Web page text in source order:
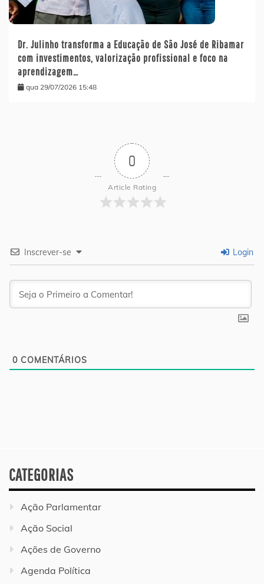
Dr. Julinho transforma a Educação de São José de Ribamar
com investimentos, valorização profissional e foco na
aprendizagem…
qua 29/07/2026 15:48
0
Article Rating
Inscrever-se Login
0 COMENTÁRIOS
CATEGORIAS
Ação Parlamentar
Ação Social
Ações de Governo
Agenda Política